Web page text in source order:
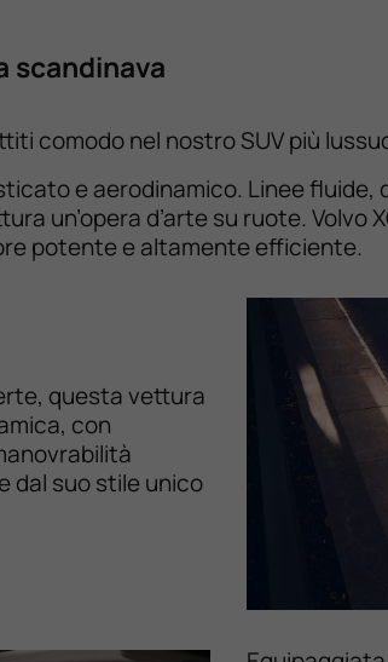
scandinava
comodo nel nostro SUV più
e aerodinamico. Linee
un’opera d’arte su ruote. Volvo
potente e altamente efficiente.
questa vettura
con
dal suo stile unico